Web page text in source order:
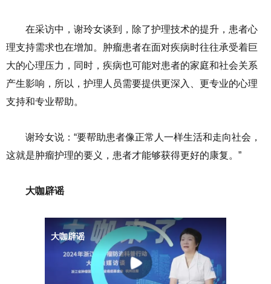
在采访中，谢玲女谈到，除了护理技术的提升，患者心
理支持需求也在增加。肿瘤患者在面对疾病时往往承受着巨
大的心理压力，同时，疾病也可能对患者的家庭和社会关系
产生影响，所以，护理人员需要提供更深入、更专业的心理
支持和专业帮助。
谢玲女说：“要帮助患者像正常人一样生活和走向社会，
这就是肿瘤护理的要义，患者才能够获得更好的康复。”
大咖辟谣